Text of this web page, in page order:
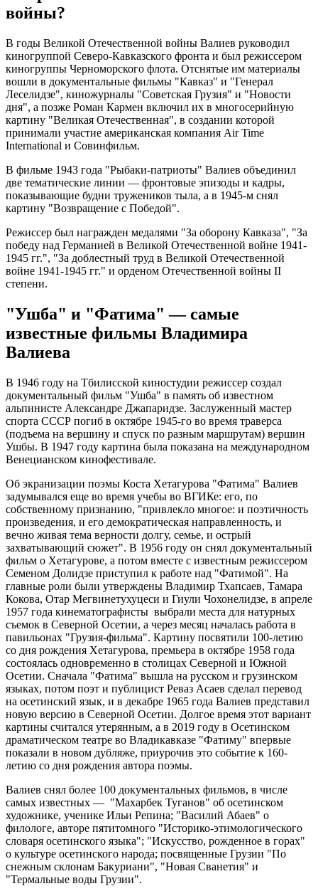
войны?
В годы Великой Отечественной войны Валиев руководил
киногруппой Северо-Кавказского фронта и был режиссером
киногруппы Черноморского флота. Отснятые им материалы
вошли в документальные фильмы "Кавказ" и "Генерал
Леселидзе", киножурналы "Советская Грузия" и "Новости
дня", а позже Роман Кармен включил их в многосерийную
картину "Великая Отечественная", в создании которой
принимали участие американская компания Air Time
International и Совинфильм.
В фильме 1943 года "Рыбаки-патриоты" Валиев объединил
две тематические линии — фронтовые эпизоды и кадры,
показывающие будни тружеников тыла, а в 1945-м снял
картину "Возвращение с Победой".
Режиссер был награжден медалями "За оборону Кавказа", "За
победу над Германией в Великой Отечественной войне 1941-
1945 гг.", "За доблестный труд в Великой Отечественной
войне 1941-1945 гг." и орденом Отечественной войны II
степени.
"Ушба" и "Фатима" — самые
известные фильмы Владимира
Валиева
В 1946 году на Тбилисской киностудии режиссер создал
документальный фильм "Ушба" в память об известном
альпинисте Александре Джапаридзе. Заслуженный мастер
спорта СССР погиб в октябре 1945-го во время траверса
(подъема на вершину и спуск по разным маршрутам) вершин
Ушбы. В 1947 году картина была показана на международном
Венецианском кинофестивале.
Об экранизации поэмы Коста Хетагурова "Фатима" Валиев
задумывался еще во время учебы во ВГИКе: его, по
собственному признанию, "привлекло многое: и поэтичность
произведения, и его демократическая направленность, и
вечно живая тема верности долгу, семье, и острый
захватывающий сюжет". В 1956 году он снял документальный
фильм о Хетагурове, а потом вместе с известным режиссером
Семеном Долидзе приступил к работе над "Фатимой". На
главные роли были утверждены Владимир Тхапсаев, Тамара
Кокова, Отар Мегвинетухуцеси и Гиули Чохонелидзе, в апреле
1957 года кинематографисты выбрали места для натурных
съемок в Северной Осетии, а через месяц началась работа в
павильонах "Грузия-фильма". Картину посвятили 100-летию
со дня рождения Хетагурова, премьера в октябре 1958 года
состоялась одновременно в столицах Северной и Южной
Осетии. Сначала "Фатима" вышла на русском и грузинском
языках, потом поэт и публицист Реваз Асаев сделал перевод
на осетинский язык, и в декабре 1965 года Валиев представил
новую версию в Северной Осетии. Долгое время этот вариант
картины считался утерянным, а в 2019 году в Осетинском
драматическом театре во Владикавказе "Фатиму" впервые
показали в новом дубляже, приурочив это событие к 160-
летию со дня рождения автора поэмы.
Валиев снял более 100 документальных фильмов, в числе
самых известных — "Махарбек Туганов" об осетинском
художнике, ученике Ильи Репина; "Василий Абаев" о
филологе, авторе пятитомного "Историко-этимологического
словаря осетинского языка"; "Искусство, рожденное в горах"
о культуре осетинского народа; посвященные Грузии "По
снежным склонам Бакуриани", "Новая Сванетия" и
"Термальные воды Грузии".